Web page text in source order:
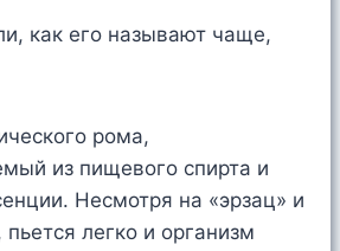
как его называют чаще,
рома,
из пищевого спирта и
Несмотря на «эрзац» и
легко и организм